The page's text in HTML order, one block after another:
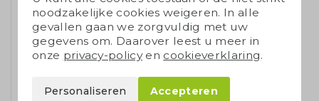
noodzakelijke cookies weigeren. In alle
gevallen gaan we zorgvuldig met uw
gegevens om. Daarover leest u meer in
onze privacy-policyen cookieverklaring.
Personaliseren Accepteren